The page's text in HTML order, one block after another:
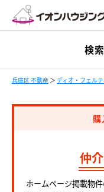
検
兵庫区 不動産 ＞ ディオ・フェル
仲
ホームページ掲載物